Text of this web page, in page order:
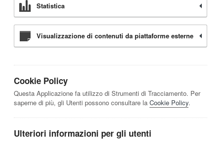
Statistica
Visualizzazione di contenuti da piattaforme esterne
Cookie Policy
Questa Applicazione fa utilizzo di Strumenti di Tracciamento. Per
saperne di più, gli Utenti possono consultare la Cookie Policy.
Ulteriori informazioni per gli utenti